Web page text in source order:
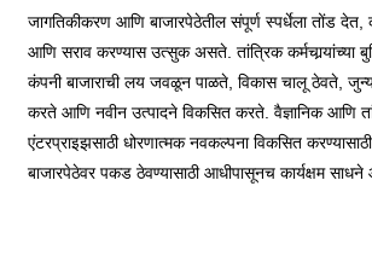
जागतिकीकरण आणि बाजारपेठेतील संपूर्ण स्पर्धेला तोंड
आणि सराव करण्यास उत्सुक असते. तांत्रिक कर्मचार्‍यांच्या
कंपनी बाजाराची लय जवळून पाळते, विकास चालू ठेवते,
करते आणि नवीन उत्पादने विकसित करते. वैज्ञानिक आणि
एंटरप्राइझसाठी धोरणात्मक नवकल्पना विकसित
बाजारपेठेवर पकड ठेवण्यासाठी आधीपासूनच कार्यक्षम